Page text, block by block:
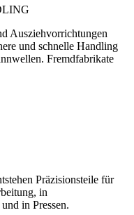
Ausziehvorrichtungen
und schnelle Handling
Fremdfabrikate
Präzisionsteile für
in
in Pressen.